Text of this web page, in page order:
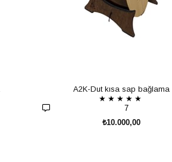
A2K-Dut kısa sap bağlama
★ ★ ★ ★ ★
7
₺10.000,00